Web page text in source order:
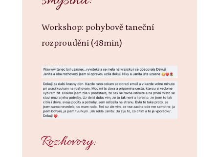
Workshop: pohybově taneční
rozproudění (48min)
Rozhovory: